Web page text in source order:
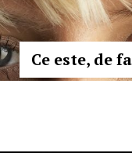
Ce este, de